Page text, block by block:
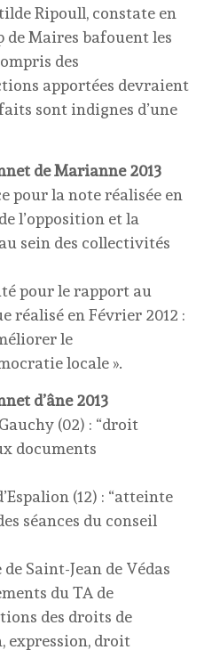
Ripoull, constate en
de Maires bafouent les
des
apportées devraient
sont indignes d’une
de Marianne 2013
pour la note réalisée en
l’opposition et la
sein des collectivités
pour le rapport au
réalisé en Février 2012 :
le
locale ».
d’âne 2013
(02) : “droit
documents
(12) : “atteinte
séances du conseil
Saint-Jean de Védas
du TA de
des droits de
expression, droit